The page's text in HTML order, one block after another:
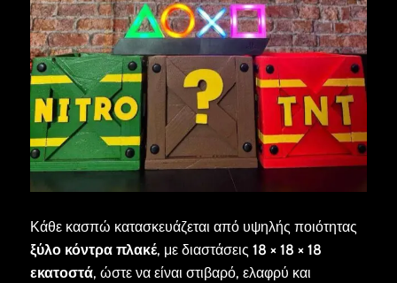
Κάθε κασπώ κατασκευάζεται από υψηλής ποιότητας
ξύλο κόντρα πλακέ, με διαστάσεις 18 × 18 × 18
εκατοστά, ώστε να είναι στιβαρό, ελαφρύ και